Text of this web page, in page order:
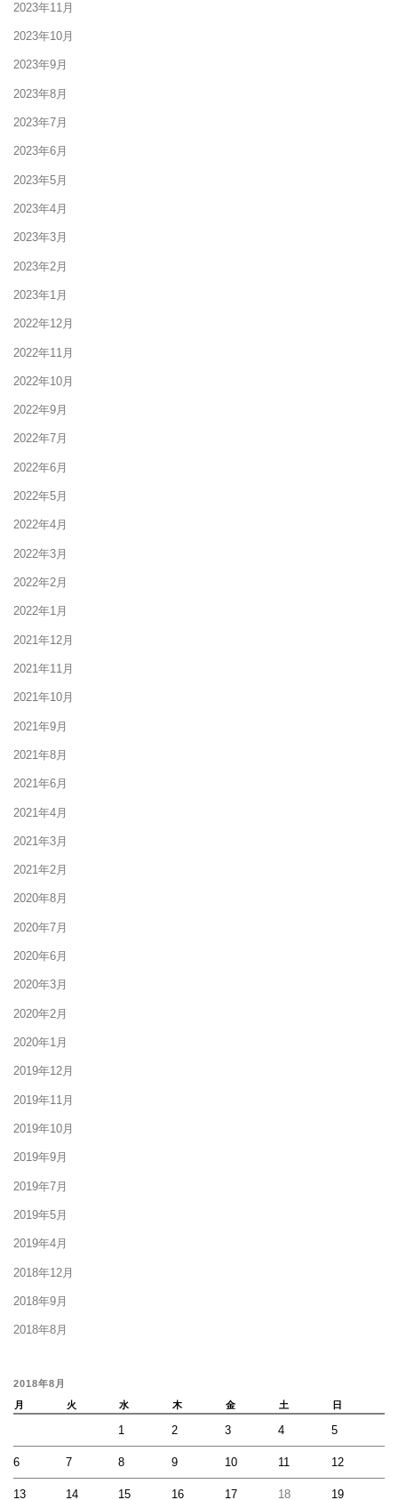
2023年11月
2023年10月
2023年9月
2023年8月
2023年7月
2023年6月
2023年5月
2023年4月
2023年3月
2023年2月
2023年1月
2022年12月
2022年11月
2022年10月
2022年9月
2022年7月
2022年6月
2022年5月
2022年4月
2022年3月
2022年2月
2022年1月
2021年12月
2021年11月
2021年10月
2021年9月
2021年8月
2021年6月
2021年4月
2021年3月
2021年2月
2020年8月
2020年7月
2020年6月
2020年3月
2020年2月
2020年1月
2019年12月
2019年11月
2019年10月
2019年9月
2019年7月
2019年5月
2019年4月
2018年12月
2018年9月
2018年8月
2018年8月
月
火 水 木 金 土 日
1 2 3 4 5
6 7 8 9 10 11 12
13 14 15 16 17 18 19